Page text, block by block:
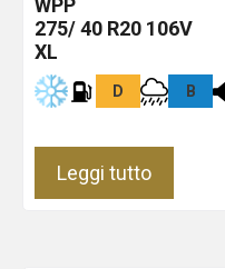
WPP
275/ 40 R20 106V
XL
D B
Leggi tutto